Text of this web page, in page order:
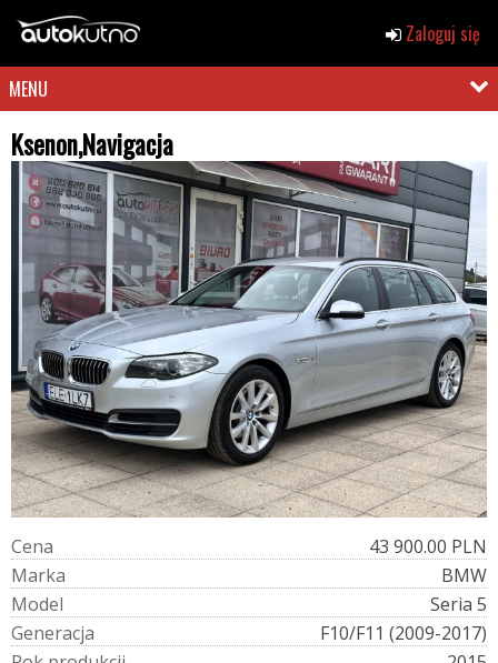
Zaloguj się
MENU
Ksenon,Navigacja
Cena
43 900.00 PLN
Marka
BMW
Model
Seria 5
Generacja
F10/F11 (2009-2017)